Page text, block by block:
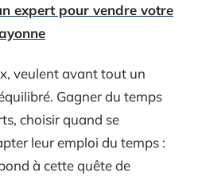
expert pour vendre votre
veulent avant tout un
Gagner du temps
choisir quand se
leur emploi du temps :
à cette quête de